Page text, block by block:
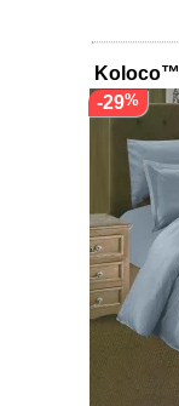
Koloco™
-29